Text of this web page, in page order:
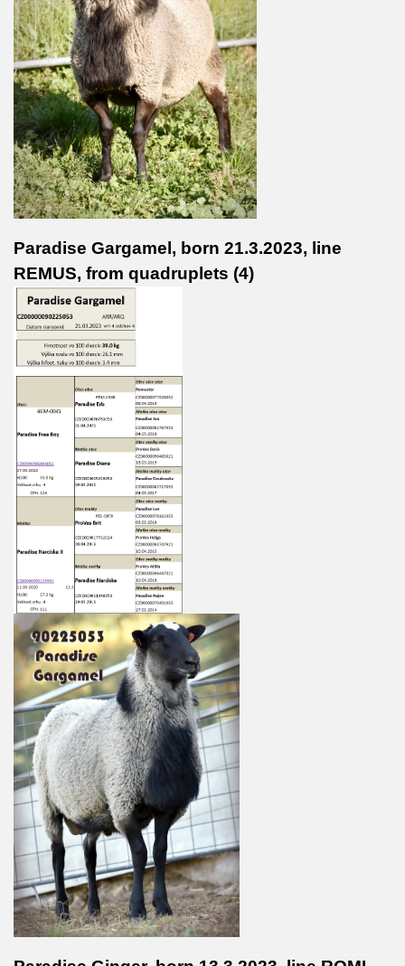
Paradise Gargamel, born 21.3.2023, line
REMUS, from quadruplets (4)